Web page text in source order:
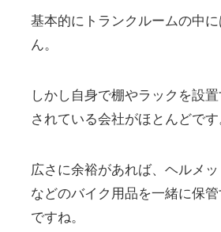
基本的にトランクルームの中
ん。
しかし自身で棚やラックを設
されている会社がほとんどです
広さに余裕があれば、ヘルメ
などのバイク用品を一緒に保
ですね。